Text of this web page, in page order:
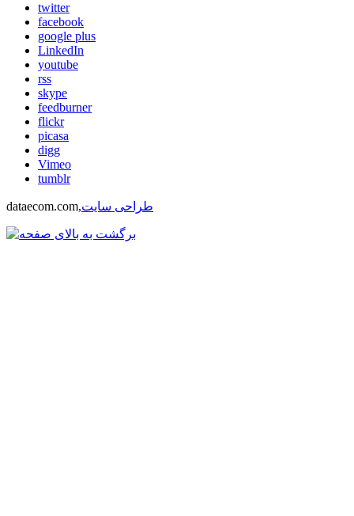
twitter
facebook
google plus
LinkedIn
youtube
rss
skype
feedburner
flickr
picasa
digg
Vimeo
tumblr
dataecom.com,طراحی سایت